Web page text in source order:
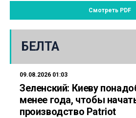
Смотреть PDF
БЕЛТА
09.08.2026 01:03
Зеленский: Киеву
менее года, чтобы
производство Patriot